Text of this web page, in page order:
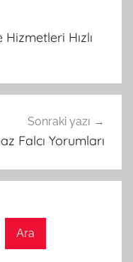
Hızlı
Sonraki yazı
Falcı Yorumları
Ara